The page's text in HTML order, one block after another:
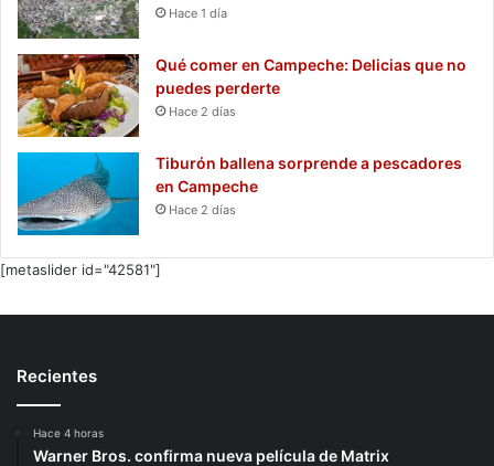
Hace 1 día
Qué comer en Campeche: Delicias que no
puedes perderte
Hace 2 días
Tiburón ballena sorprende a pescadores
en Campeche
Hace 2 días
[metaslider id="42581"]
Recientes
Hace 4 horas
Warner Bros. confirma nueva película de Matrix